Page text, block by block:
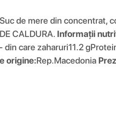
Suc de mere din concentrat,
CALDURA. Informații
care zaharuri11.2
origine:Rep.Macedonia